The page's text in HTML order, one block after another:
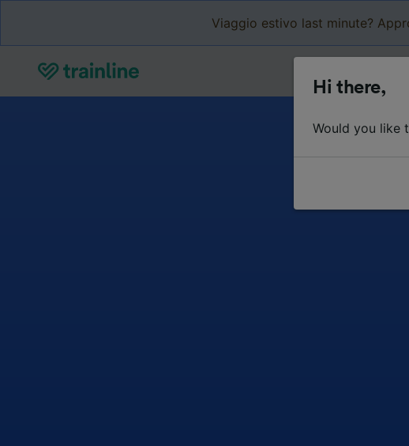
Viaggio estivo last minute?
Hi there,
Would you like